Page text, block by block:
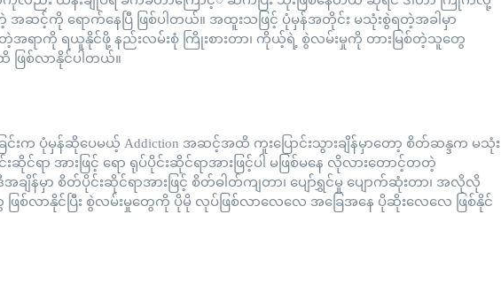
င့်ကို ရောက်နေပြီ ဖြစ်ပါတယ်။ အထူးသဖြင့် ပုံမှန်အတိုင်း မသုံးစွဲရတဲ့အခါမှာ
အရာကို ရယူနိုင်ဖို့ နည်းလမ်းစုံ ကြိုးစားတာ၊ ကိုယ့်ရဲ့ စွဲလမ်းမှုကို တားမြစ်တဲ့သူတွေ
ြစ်လာနိုင်ပါတယ်။
မှန်ဆိုပေမယ့် Addiction အဆင့်အထိ ကူးပြောင်းသွားချိန်မှာတော့ စိတ်ဆန္ဒက မသုံး
ဆိုင်ရာ အားဖြင့် ရော ရုပ်ပိုင်းဆိုင်ရာအားဖြင့်ပါ မဖြစ်မနေ လိုလားတောင့်တတဲ့
န်မှာ စိတ်ပိုင်းဆိုင်ရာအားဖြင့် စိတ်ဓါတ်ကျတာ၊ ပျော်ရွှင်မှု ပျောက်ဆုံးတာ၊ အလိုလို
ြစ်လာနိုင်ပြီး စွဲလမ်းမှုတွေကို ပိုမို လုပ်ဖြစ်လာလေလေ အခြေအနေ ပိုဆိုးလေလေ ဖြစ်နိုင်